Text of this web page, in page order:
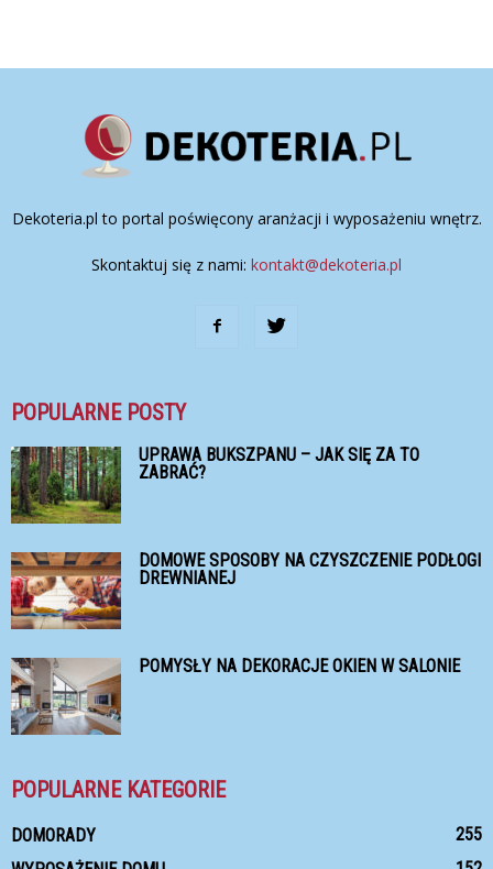
Dekoteria.pl to portal poświęcony aranżacji i wyposażeniu wnętrz.
Skontaktuj się z nami: kontakt@dekoteria.pl
POPULARNE POSTY
UPRAWA BUKSZPANU – JAK SIĘ ZA TO
ZABRAĆ?
DOMOWE SPOSOBY NA CZYSZCZENIE PODŁOGI
DREWNIANEJ
POMYSŁY NA DEKORACJE OKIEN W SALONIE
POPULARNE KATEGORIE
DOMORADY
255